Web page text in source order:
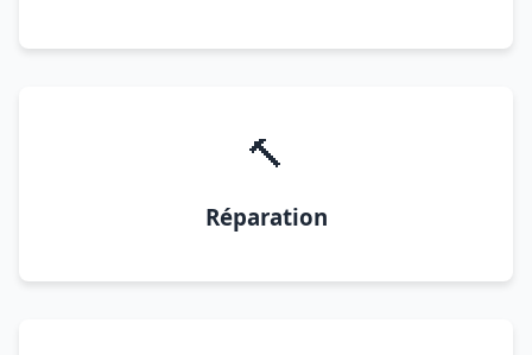
🔨
Réparation